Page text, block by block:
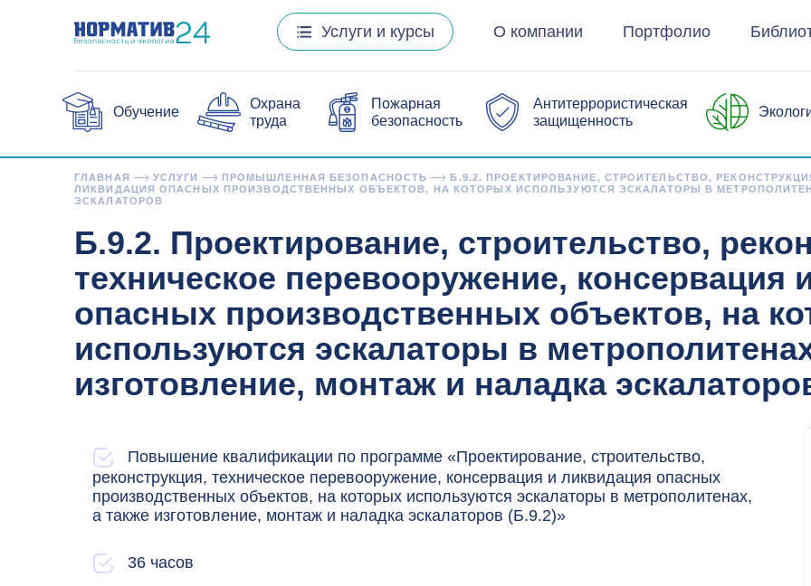
Услуги и курсы О компании Портфолио
Обучение
Охрана
труда
Пожарная
безопасность
Антитеррористическая
защищенность
ГЛАВНАЯ УСЛУГИ ПРОМЫШЛЕННАЯ БЕЗОПАСНОСТЬ
Б.9.2. ПРОЕКТИРОВАНИЕ, СТРОИТЕЛЬСТВО,
ЛИКВИДАЦИЯ ОПАСНЫХ ПРОИЗВОДСТВЕННЫХ ОБЪЕКТОВ, НА КОТОРЫХ ИСПОЛЬЗУЮТСЯ ЭСКАЛАТОРЫ В
ЭСКАЛАТОРОВ
Б.9.2. Проектирование, строительство,
техническое перевооружение, консервация
опасных производственных объектов, на
используются эскалаторы в
изготовление, монтаж и наладка
Повышение квалификации по программе «Проектирование, строительство,
реконструкция, техническое перевооружение, консервация и ликвидация опасных
производственных объектов, на которых используются эскалаторы в метрополитенах,
а также изготовление, монтаж и наладка эскалаторов (Б.9.2)»
36 часов